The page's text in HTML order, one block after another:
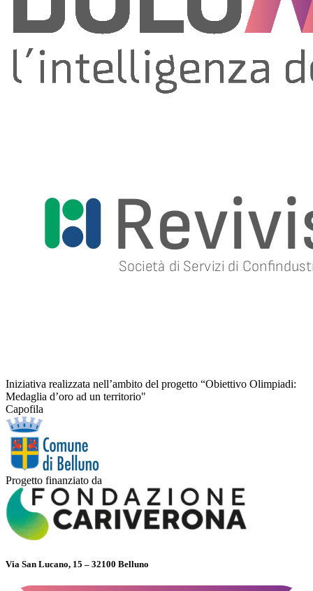
Iniziativa realizzata nell’ambito del progetto “Obiettivo Olimpiadi:
Medaglia d’oro ad un territorio"
Capofila
Progetto finanziato da
Via San Lucano, 15 – 32100 Belluno